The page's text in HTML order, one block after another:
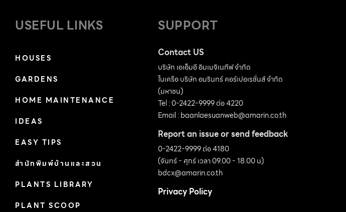
USEFUL LINKS
HOUSES
GARDENS
HOME MAINTENANCE
IDEAS
EASY TIPS
สำนักพิมพ์บ้านและสวน
PLANTS LIBRARY
PLANT SCOOP
SUPPORT
Contact US
บริษัท เอเอ็มอี อิมเมจิเนทีฟ จำกัด
ในเครือ บริษัท อมรินทร์ คอร์เปอเรชั่นส์ จำกัด
(มหาชน)
Tel : 0-2422-9999 ต่อ 4220
Email :baanlaesuanweb@amarin.co.th
Report an issue or send feedback
0-2422-9999 ต่อ 4180
(จันทร์ - ศุกร์ เวลา 09.00 - 18.00 น)
bdcx@amarin.co.th
Privacy Policy